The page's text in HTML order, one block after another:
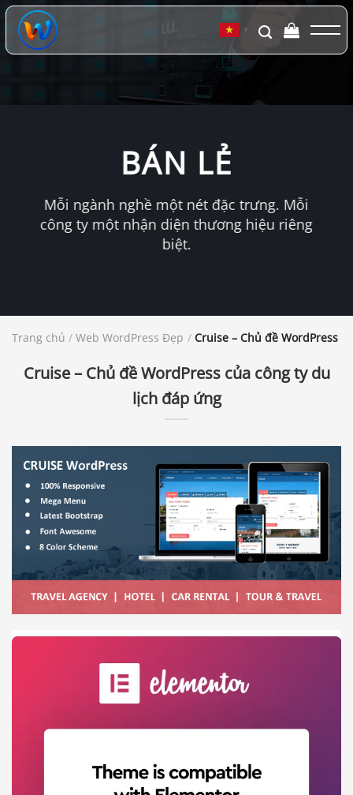
Chuyển
đến
dung
▼
BÁN LẺ
Mỗi ngành nghề một nét đặc trưng. Mỗi
công ty một nhận diện thương hiệu riêng
biệt.
Trang chủ / Web WordPress Đẹp / Cruise – Chủ đề WordPress
Cruise – Chủ đề WordPress của công ty du
lịch đáp ứng